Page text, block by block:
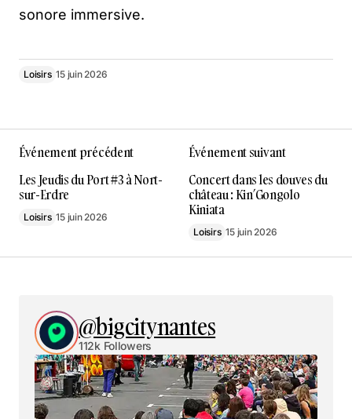
sonore immersive.
Loisirs 15 juin 2026
Événement précédent
Les Jeudis du Port #3 à Nort-
sur-Erdre
Loisirs 15 juin 2026
Événement suivant
Concert dans les douves du
château : Kin’Gongolo
Kiniata
Loisirs 15 juin 2026
@bigcitynantes
112k Followers